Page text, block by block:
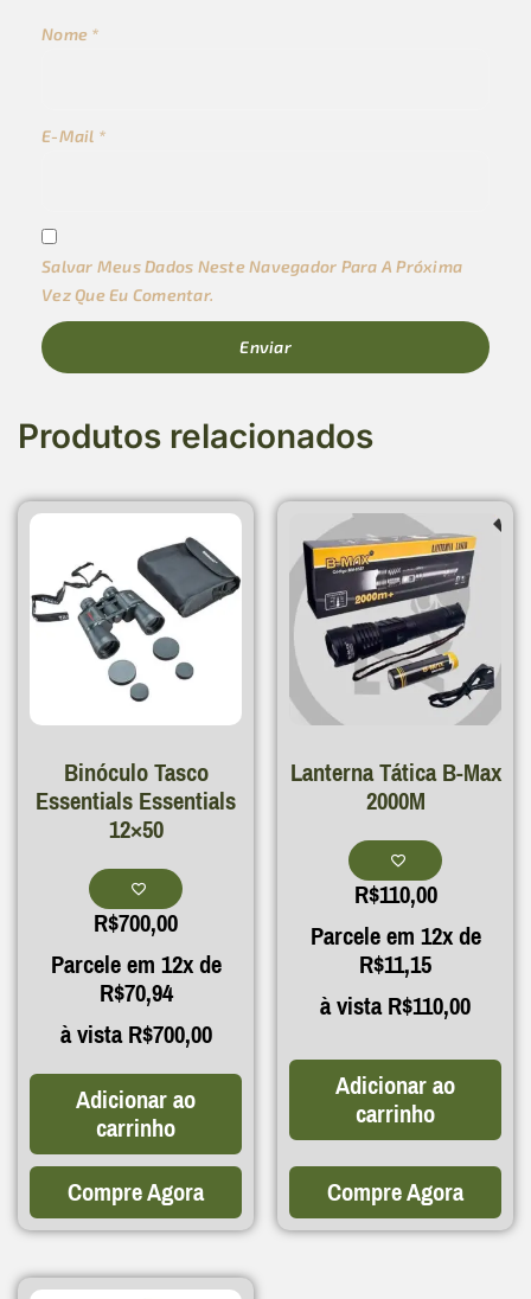
Nome *
E-Mail *
Salvar Meus Dados Neste Navegador Para A Próxima
Vez Que Eu Comentar.
Produtos relacionados
Binóculo Tasco
Essentials Essentials
12×50
R$700,00
Parcele em 12x de
R$70,94
à vistaR$700,00
Adicionar ao
carrinho
Compre Agora
Lanterna Tática B-Max
2000M
R$110,00
Parcele em 12x de
R$11,15
à vistaR$110,00
Adicionar ao
carrinho
Compre Agora